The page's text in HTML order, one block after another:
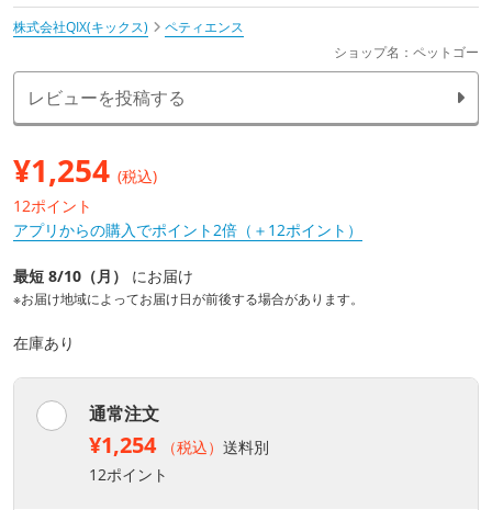
株式会社QIX(キックス)
ペティエンス
ショップ名：ペットゴー
レビューを投稿する
¥1,254 (税込)
12ポイント
アプリからの購入でポイント2倍（＋12ポイント）
最短 8/10（月） にお届け
※お届け地域によってお届け日が前後する場合があります。
在庫あり
通常注文
¥1,254 （税込） 送料別
12ポイント